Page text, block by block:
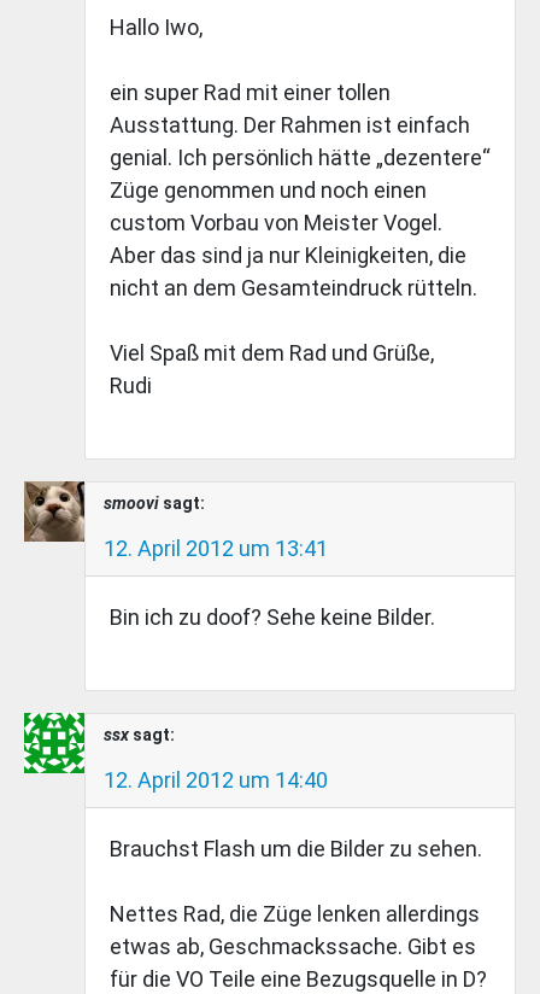
Hallo Iwo,
ein super Rad mit einer tollen
Ausstattung. Der Rahmen ist einfach
genial. Ich persönlich hätte „dezentere“
Züge genommen und noch einen
custom Vorbau von Meister Vogel.
Aber das sind ja nur Kleinigkeiten, die
nicht an dem Gesamteindruck rütteln.
Viel Spaß mit dem Rad und Grüße,
Rudi
smoovi sagt:
12. April 2012 um 13:41
Bin ich zu doof? Sehe keine Bilder.
ssx sagt:
12. April 2012 um 14:40
Brauchst Flash um die Bilder zu sehen.
Nettes Rad, die Züge lenken allerdings
etwas ab, Geschmackssache. Gibt es
für die VO Teile eine Bezugsquelle in D?